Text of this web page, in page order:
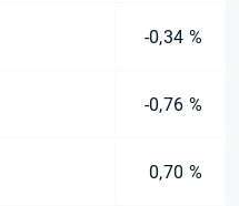
-0,34 %
-0,76 %
0,70 %